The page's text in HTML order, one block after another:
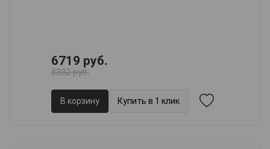
6719 руб.
8332 руб.
В корзину Купить в 1 клик